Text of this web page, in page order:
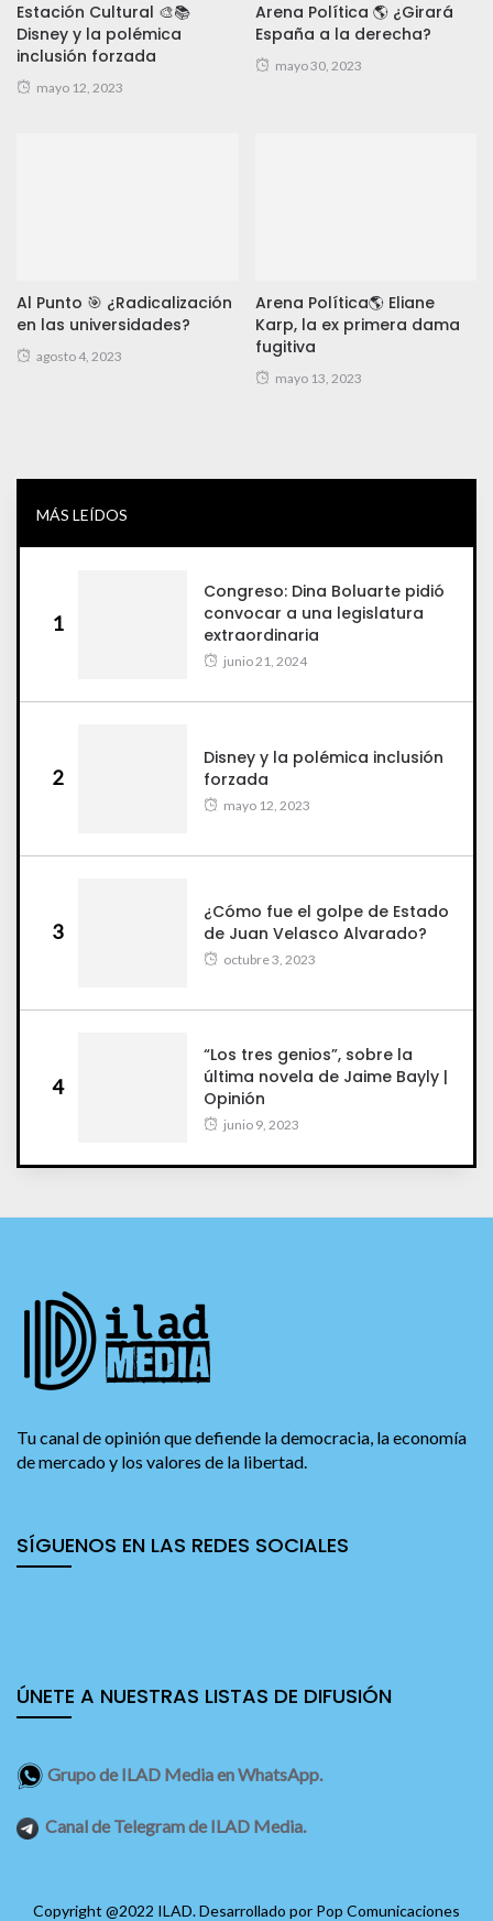
Estación Cultural 🎨📚
Disney y la polémica
inclusión forzada
mayo 12, 2023
Arena Política 🌎 ¿Girará
España a la derecha?
mayo 30, 2023
Al Punto 🎯 ¿Radicalización
en las universidades?
agosto 4, 2023
Arena Política🌎 Eliane
Karp, la ex primera dama
fugitiva
mayo 13, 2023
MÁS LEÍDOS
1
Congreso: Dina Boluarte pidió
convocar a una legislatura
extraordinaria
junio 21, 2024
2
Disney y la polémica inclusión
forzada
mayo 12, 2023
3
¿Cómo fue el golpe de Estado
de Juan Velasco Alvarado?
octubre 3, 2023
4
“Los tres genios”, sobre la
última novela de Jaime Bayly |
Opinión
junio 9, 2023
Tu canal de opinión que defiende la democracia, la economía
de mercado y los valores de la libertad.
SÍGUENOS EN LAS REDES SOCIALES
ÚNETE A NUESTRAS LISTAS DE DIFUSIÓN
Grupo de ILAD Media en WhatsApp.
Canal de Telegram de ILAD Media.
Copyright @2022 ILAD. Desarrollado por Pop Comunicaciones